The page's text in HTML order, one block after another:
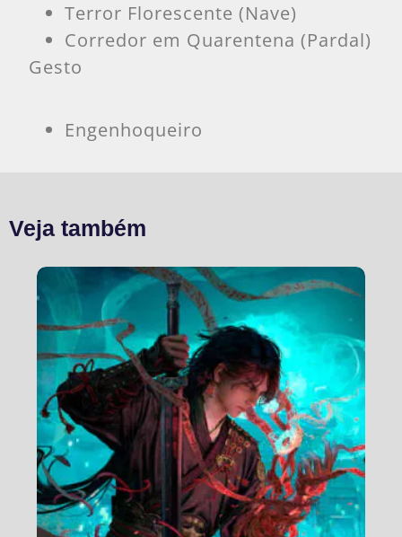
Terror Florescente (Nave)
Corredor em Quarentena (Pardal)
Gesto
Engenhoqueiro
Veja também